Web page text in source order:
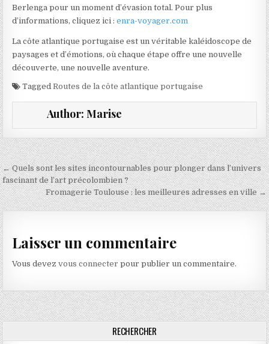
Berlenga pour un moment d’évasion total. Pour plus
d’informations, cliquez ici :enra-voyager.com
La côte atlantique portugaise est un véritable kaléidoscope de
paysages et d’émotions, où chaque étape offre une nouvelle
découverte, une nouvelle aventure.
TaggedRoutes de la côte atlantique portugaise
Author: Marise
Navigation de l’article
← Quels sont les sites incontournables pour plonger dans l’univers
fascinant de l’art précolombien ?
Fromagerie Toulouse : les meilleures adresses en ville →
Laisser un commentaire
Vous devezvous connecter pour publier un commentaire.
RECHERCHER